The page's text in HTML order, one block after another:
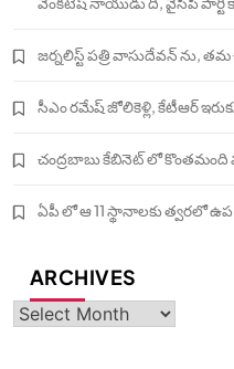
జర్నలిస్ట్ పత్రి వాసుదేవన్ ను,
సీఎం రమేష్ జోలికెళ్లి, కేటీఆర్
చంద్రబాబు కేబినెట్ లో కొంతమంది
ఏపీ లో ఆ 11 స్థానాలకు త్వరలో
ARCHIVES
Archives